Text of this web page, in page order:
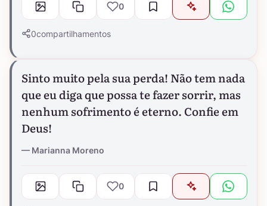
0
0compartilhamentos
Sinto muito pela sua perda! Não tem nada
que eu diga que possa te fazer sorrir, mas
nenhum sofrimento é eterno. Confie em
Deus!
Marianna Moreno
0